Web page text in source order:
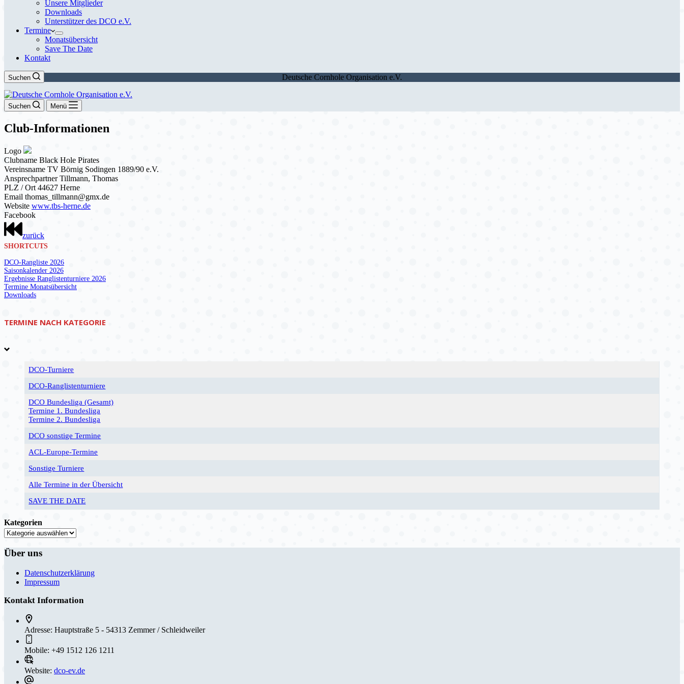
Unsere Mitglieder
Downloads
Unterstützer des DCO e.V.
Termine
Monatsübersicht
Save The Date
Kontakt
Suchen Deutsche Cornhole Organisation e.V.
Suchen Menü
Club-Informationen
Logo
Clubname Black Hole Pirates
Vereinsname TV Börnig Sodingen 1889/90 e.V.
Ansprechpartner Tillmann, Thomas
PLZ / Ort 44627 Herne
Email thomas_tillmann@gmx.de
Website www.tbs-herne.de
Facebook
zurück
SHORTCUTS
DCO-Rangliste 2026
Saisonkalender 2026
Ergebnisse Ranglistenturniere 2026
Termine Monatsübersicht
Downloads
TERMINE NACH KATEGORIE
DCO-Turniere
DCO-Ranglistenturniere
DCO Bundesliga (Gesamt)
Termine 1. Bundesliga
Termine 2. Bundesliga
DCO sonstige Termine
ACL-Europe-Termine
Sonstige Turniere
Alle Termine in der Übersicht
SAVE THE DATE
Kategorien
Über uns
Datenschutzerklärung
Impressum
Kontakt Information
Adresse: Hauptstraße 5 - 54313 Zemmer / Schleidweiler
Mobile: +49 1512 126 1211
Website: dco-ev.de